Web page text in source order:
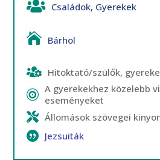
Családok, Gyerekek
Bárhol
Hitoktató/szülők,
A gyerekekhez közelebb
eseményeket
Állomások szövegei
Jezsuiták